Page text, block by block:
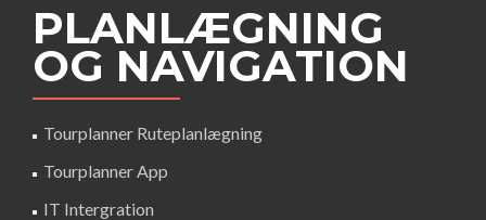
PLANLÆGNING
OG NAVIGATION
Tourplanner Ruteplanlægning
Tourplanner App
IT Intergration